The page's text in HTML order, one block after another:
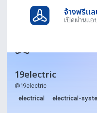
จ้างฟรีแ
เปิดผ่านแอ
19electric
@19electric
electrical
electrical-